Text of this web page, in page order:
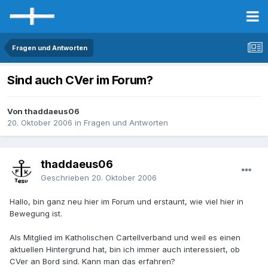
Fragen und Antworten
Sind auch CVer im Forum?
Von thaddaeus06
20. Oktober 2006 in Fragen und Antworten
thaddaeus06
Geschrieben 20. Oktober 2006
Hallo, bin ganz neu hier im Forum und erstaunt, wie viel hier in
Bewegung ist.
Als Mitglied im Katholischen Cartellverband und weil es einen
aktuellen Hintergrund hat, bin ich immer auch interessiert, ob
CVer an Bord sind. Kann man das erfahren?